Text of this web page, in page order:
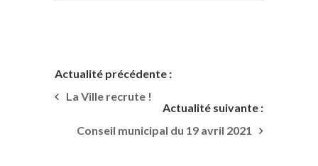
Actualité précédente :
La Ville recrute !
Actualité suivante :
Conseil municipal du 19 avril 2021